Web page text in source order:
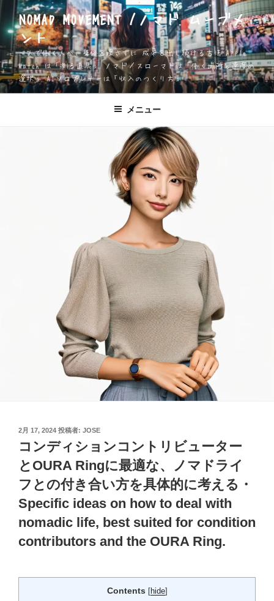
ン
テ
ン
ツ
へ
ス
NOMAD MOVEMENT /ノマド ムーブメ
ント
一人で働く人が、身体を壊さずに 成果を出し続ける方法 Apple
Watch は「測る道具」 ノマド／スローマドは「働く場所と速度の
選択」 AIソロプレナーは「収入のつくり方」
メニュー
投
日:
2月 17, 2024 投稿者: JOSE
コンディションコントリビューター
とOURA Ringに最適な、ノマドライ
フとの付き合い方を具体的に考える・
Specific ideas on how to deal with
nomadic life, best suited for condition
contributors and the OURA Ring.
Contents [hide]